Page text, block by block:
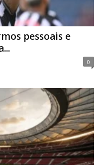
pessoais e
0